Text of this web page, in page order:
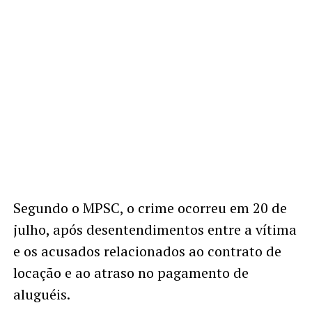
Segundo o MPSC, o crime ocorreu em 20 de
julho, após desentendimentos entre a vítima
e os acusados relacionados ao contrato de
locação e ao atraso no pagamento de
aluguéis.